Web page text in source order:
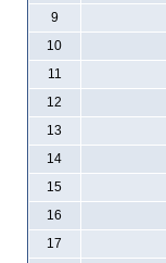
9
10
11
12
13
14
15
16
17